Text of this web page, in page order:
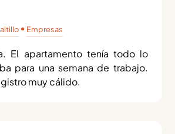
Empresas
El apartamento tenía todo lo
para una semana de trabajo.
muy cálido.